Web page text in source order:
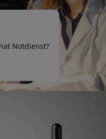
Notdienst?